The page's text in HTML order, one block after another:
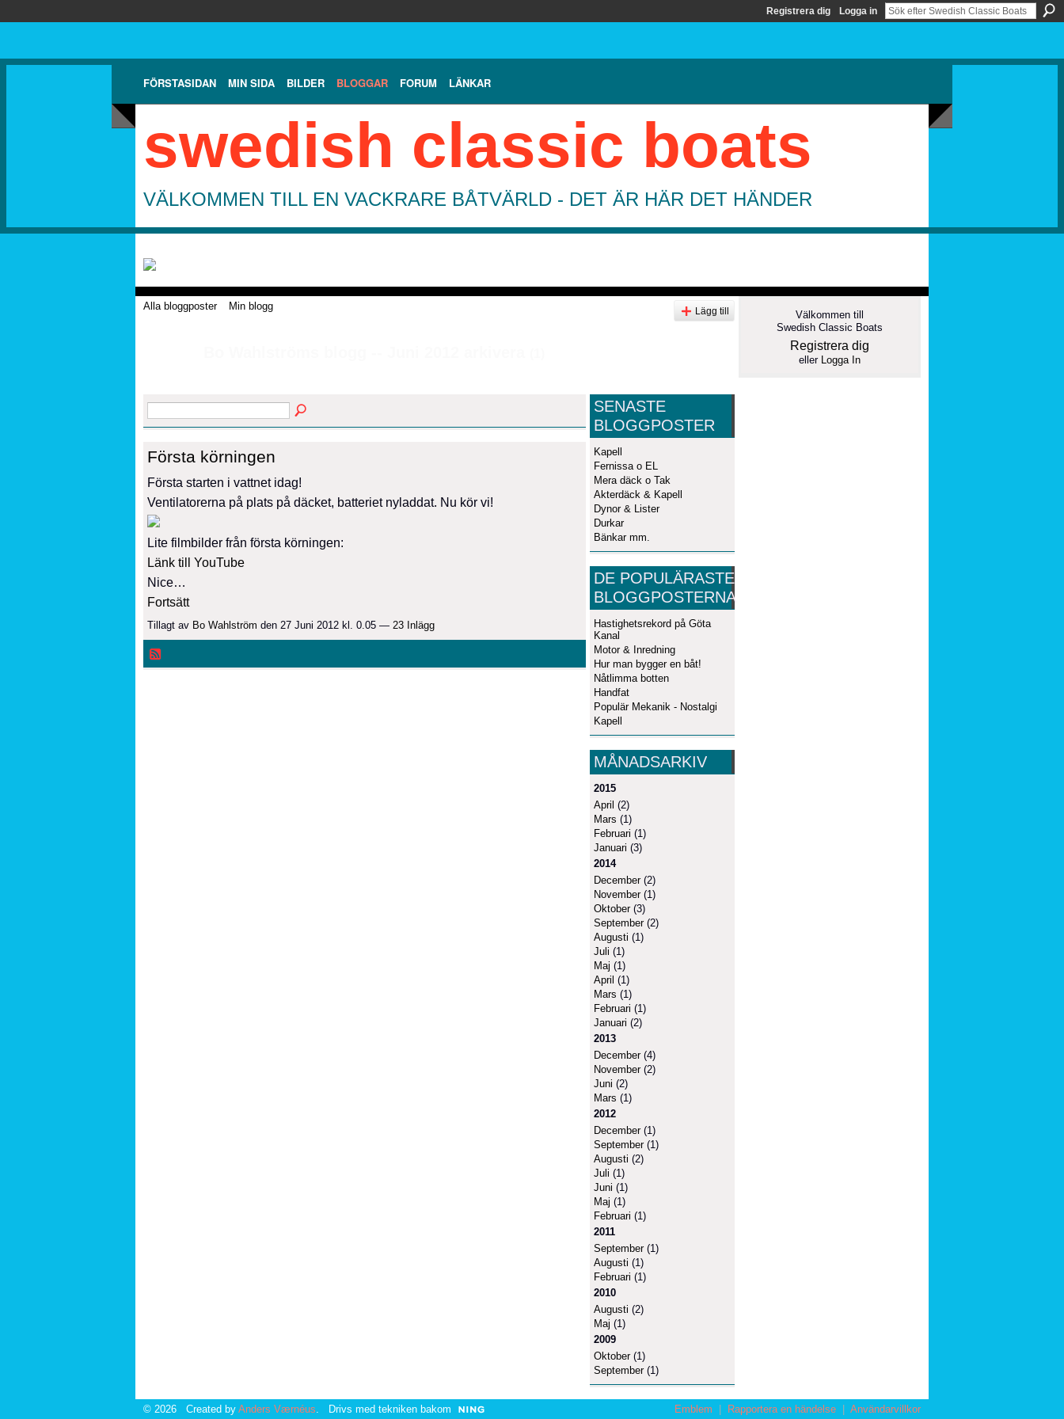
Registrera dig Logga in
FÖRSTASIDAN MIN SIDA BILDER BLOGGAR FORUM LÄNKAR
swedish classic boats
VÄLKOMMEN TILL EN VACKRARE BÅTVÄRLD - DET ÄR HÄR DET HÄNDER
Alla bloggposter Min blogg Lägg till
Första körningen
Första starten i vattnet idag!
Ventilatorerna på plats på däcket, batteriet nyladdat. Nu kör vi!
Lite filmbilder från första körningen:
Länk till YouTube
Nice…
Fortsätt
Tillagt av Bo Wahlström den 27 Juni 2012 kl. 0.05 — 23 Inlägg
SENASTE
BLOGGPOSTER
Kapell
Fernissa o EL
Mera däck o Tak
Akterdäck & Kapell
Dynor & Lister
Durkar
Bänkar mm.
DE POPULÄRASTE
BLOGGPOSTERNA
Hastighetsrekord på Göta
Kanal
Motor & Inredning
Hur man bygger en båt!
Nåtlimma botten
Handfat
Populär Mekanik - Nostalgi
Kapell
MÅNADSARKIV
2015
April (2)
Mars (1)
Februari (1)
Januari (3)
2014
December(2)
November(1)
Oktober(3)
September(2)
Augusti (1)
Juli (1)
Maj (1)
April (1)
Mars (1)
Februari (1)
Januari (2)
2013
December(4)
November(2)
Juni (2)
Mars (1)
2012
December(1)
September(1)
Augusti (2)
Juli (1)
Juni (1)
Maj (1)
Februari (1)
2011
September(1)
Augusti (1)
Februari (1)
2010
Augusti (2)
Maj (1)
2009
Oktober(1)
September(1)
Välkommen till
Swedish Classic Boats
Registrera dig
eller Logga In
© 2026 Created by Anders Værnéus . Drivs med tekniken bakom Emblem | Rapportera en händelse | Användarvillkor